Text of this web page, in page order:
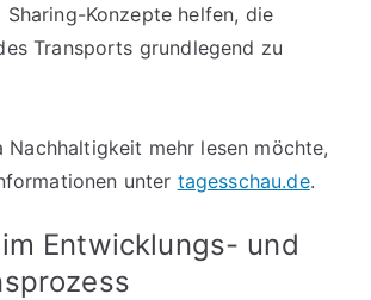
Sharing-Konzepte helfen, die
Transports grundlegend zu
Nachhaltigkeit mehr lesen möchte,
unter tagesschau.de.
Entwicklungs- und